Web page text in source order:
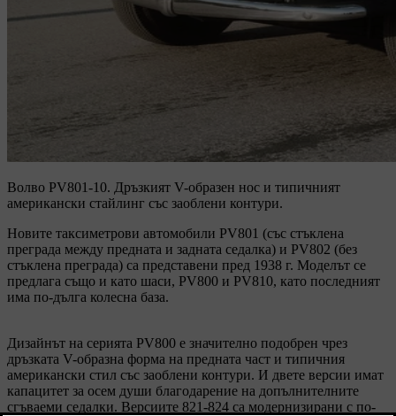
Волво PV801-10. Дръзкият V-образен нос и типичният
американски стайлинг със заоблени контури.
Новите таксиметрови автомобили PV801 (със стъклена
преграда между предната и задната седалка) и PV802 (без
стъклена преграда) са представени пред 1938 г. Моделът се
предлага също и като шаси, PV800 и PV810, като последният
има по-дълга колесна база.
Дизайнът на серията PV800 е значително подобрен чрез
дръзката V-образна форма на предната част и типичния
американски стил със заоблени контури. И двете версии имат
капацитет за осем души благодарение на допълнителните
сгъваеми седалки. Версиите 821-824 са модернизирани с по-